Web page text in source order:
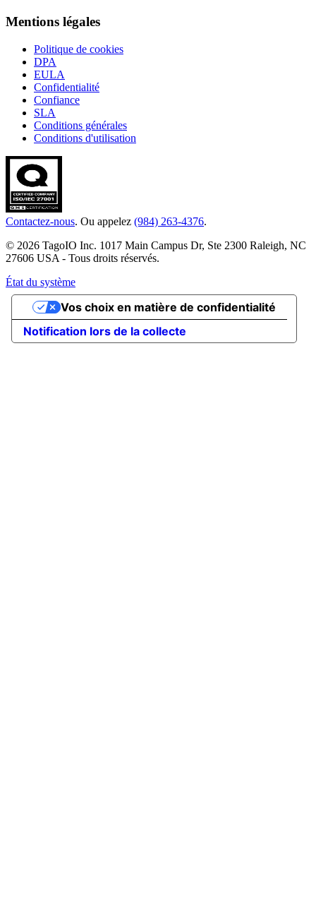
Mentions légales
Politique de cookies
DPA
EULA
Confidentialité
Confiance
SLA
Conditions générales
Conditions d'utilisation
Contactez-nous. Ou appelez (984) 263-4376.
© 2026 TagoIO Inc. 1017 Main Campus Dr, Ste 2300 Raleigh, NC
27606 USA - Tous droits réservés.
État du système
Notification lors de la collecte
Vos choix en matière de confidentialité